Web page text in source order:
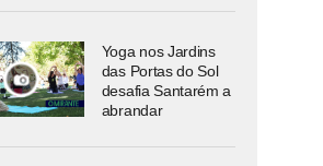
Yoga nos Jardins
das Portas do Sol
desafia Santarém a
abrandar